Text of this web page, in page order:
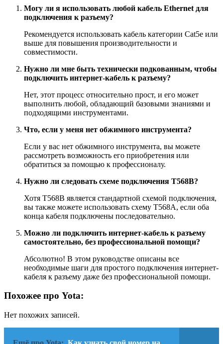
Могу ли я использовать любой кабель Ethernet для
подключения к разъему?
Рекомендуется использовать кабель категории Cat5e или
выше для повышения производительности и
совместимости.
Нужно ли мне быть технически подкованным, чтобы
подключить интернет-кабель к разъему?
Нет, этот процесс относительно прост, и его может
выполнить любой, обладающий базовыми знаниями и
подходящими инструментами.
Что, если у меня нет обжимного инструмента?
Если у вас нет обжимного инструмента, вы можете
рассмотреть возможность его приобретения или
обратиться за помощью к профессионалу.
Нужно ли следовать схеме подключения T568B?
Хотя T568B является стандартной схемой подключения,
вы также можете использовать схему T568A, если оба
конца кабеля подключены последовательно.
Можно ли подключить интернет-кабель к разъему
самостоятельно, без профессиональной помощи?
Абсолютно! В этом руководстве описаны все
необходимые шаги для простого подключения интернет-
кабеля к разъему даже без профессиональной помощи.
Похожее про Yota:
Нет похожих записей.